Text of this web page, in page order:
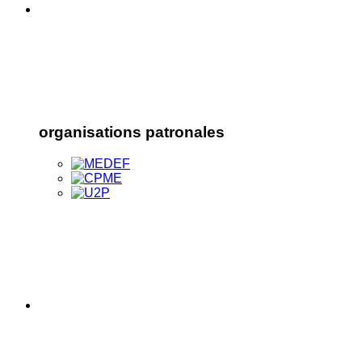
organisations patronales